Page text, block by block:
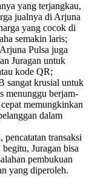
yang terjangkau,
jualnya di Arjuna
yang cocok di
semakin laris;
Pulsa juga
Juragan untuk
kode QR;
sangat krusial untuk
menunggu berjam-
memungkinkan
dalam
transaksi
Juragan bisa
pembukuan
yang diperoleh.